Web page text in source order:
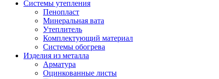
Системы утепления
Пенопласт
Минеральная вата
Утеплитель
Комплектующий материал
Системы обогрева
Изделия из металла
Арматура
Оцинкованные листы